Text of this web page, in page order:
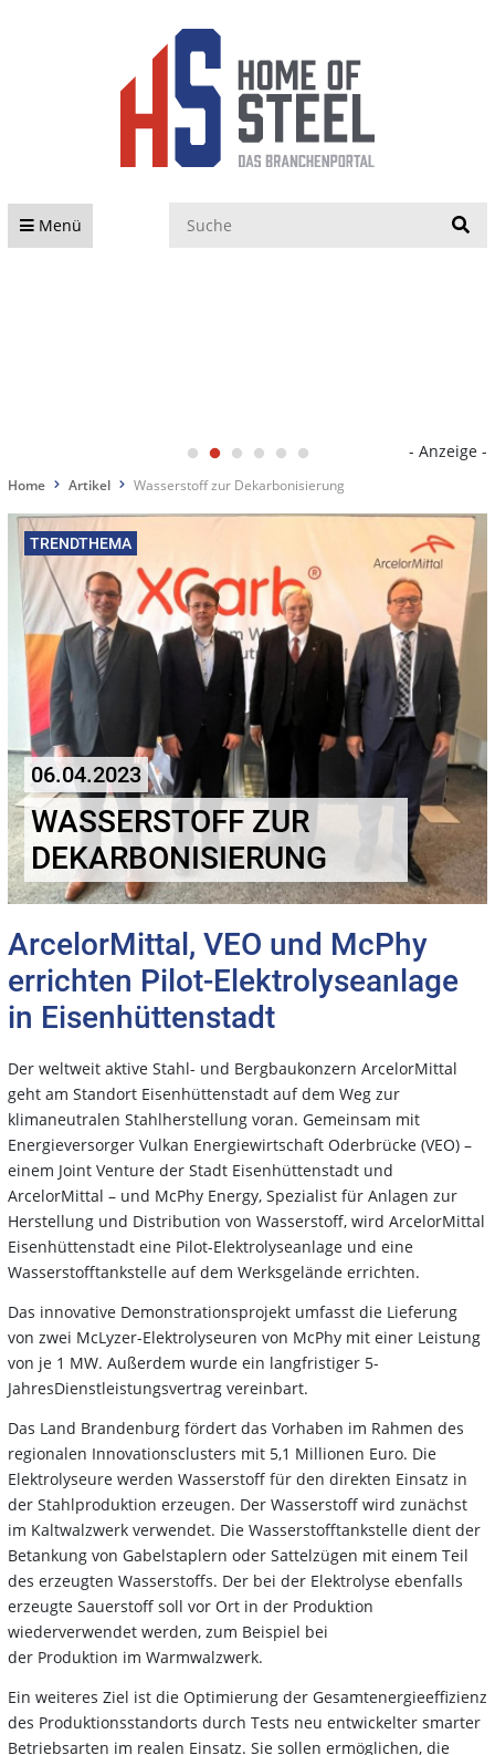
Menü
- Anzeige -
Home Artikel Wasserstoff zur Dekarbonisierung
TRENDTHEMA
06.04.2023
WASSERSTOFF ZUR
DEKARBONISIERUNG
ArcelorMittal, VEO und McPhy
errichten Pilot-Elektrolyseanlage
in Eisenhüttenstadt
Der weltweit aktive Stahl- und Bergbaukonzern ArcelorMittal
geht am Standort Eisenhüttenstadt auf dem Weg zur
klimaneutralen Stahlherstellung voran. Gemeinsam mit
Energieversorger Vulkan Energiewirtschaft Oderbrücke (VEO) –
einem Joint Venture der Stadt Eisenhüttenstadt und
ArcelorMittal – und McPhy Energy, Spezialist für Anlagen zur
Herstellung und Distribution von Wasserstoff, wird ArcelorMittal
Eisenhüttenstadt eine Pilot-Elektrolyseanlage und eine
Wasserstofftankstelle auf dem Werksgelände errichten.
Das innovative Demonstrationsprojekt umfasst die Lieferung
von zwei McLyzer-Elektrolyseuren von McPhy mit einer Leistung
von je 1 MW. Außerdem wurde ein langfristiger 5-
JahresDienstleistungsvertrag vereinbart.
Das Land Brandenburg fördert das Vorhaben im Rahmen des
regionalen Innovationsclusters mit 5,1 Millionen Euro. Die
Elektrolyseure werden Wasserstoff für den direkten Einsatz in
der Stahlproduktion erzeugen. Der Wasserstoff wird zunächst
im Kaltwalzwerk verwendet. Die Wasserstofftankstelle dient der
Betankung von Gabelstaplern oder Sattelzügen mit einem Teil
des erzeugten Wasserstoffs. Der bei der Elektrolyse ebenfalls
erzeugte Sauerstoff soll vor Ort in der Produktion
wiederverwendet werden, zum Beispiel bei
der Produktion im Warmwalzwerk.
Ein weiteres Ziel ist die Optimierung der Gesamtenergieeffizienz
des Produktionsstandorts durch Tests neu entwickelter smarter
Betriebsarten im realen Einsatz. Sie sollen ermöglichen, die